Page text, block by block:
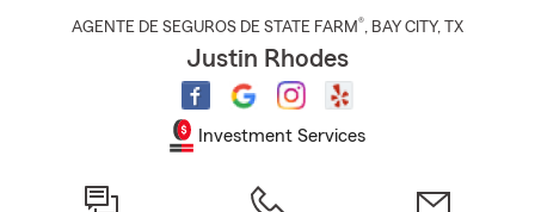
AGENTE DE SEGUROS DE STATE FARM®, BAY CITY, TX
Justin Rhodes
Investment Services